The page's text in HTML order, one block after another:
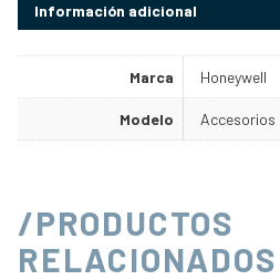
Información adicional
Marca Honeywell
Modelo Accesorios
/PRODUCTOS
RELACIONADOS